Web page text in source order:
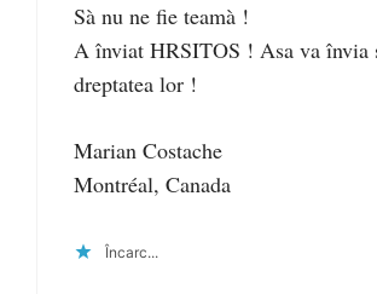
Sà nu ne fie teamà !
A înviat HRSITOS ! Asa va învia
dreptatea lor !
Marian Costache
Montréal, Canada
Încarc...